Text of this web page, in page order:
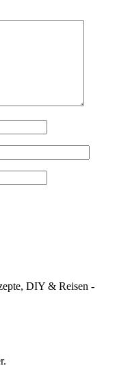
DIY & Reisen -